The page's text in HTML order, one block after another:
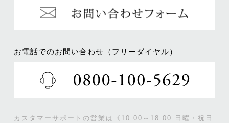
お電話でのお問い合わせ（フリーダイヤル）
カスタマーサポートの営業は《10:00～18:00 日曜・祝日